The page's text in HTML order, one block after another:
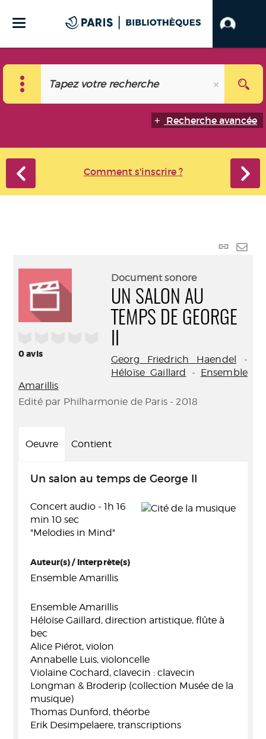
Recherche avancée
Comment s'inscrire ?
Lien
0avis
Document sonore
UN SALON AU
TEMPS DE GEORGE
Georg Friedrich Haendel -
Héloïse Gaillard - Ensemble
Amarillis
Edité par Philharmonie de Paris - 2018
Oeuvre Contient
Un salon au temps de George II
Concert audio - 1h 16
min 10 sec
"Melodies in Mind"
Auteur(s) / Interprète(s)
Ensemble Amarillis
Ensemble Amarillis
Héloïse Gaillard, direction artistique, flûte à
bec
Alice Piérot, violon
Annabelle Luis, violoncelle
Violaine Cochard, clavecin : clavecin
Longman & Broderip (collection Musée de la
musique)
Thomas Dunford, théorbe
Erik Desimpelaere, transcriptions